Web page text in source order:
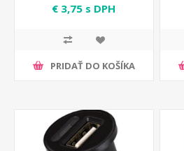
€ 3,75 s DPH
PRIDAŤ DO KOŠÍKA